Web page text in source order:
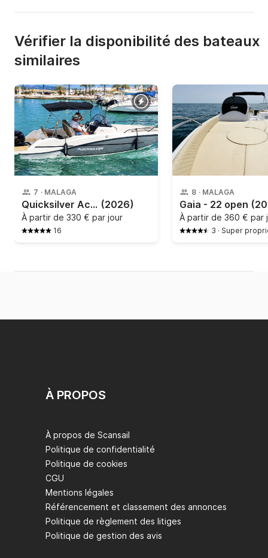
Vérifier la disponibilité des bateaux
similaires
7 · MALAGA
Quicksilver Activ 605 Open - MÁLAGA (2026)
À partir de 330 € par jour
16
8 · MALAGA
Gaia - 22 open
À partir de 360 € par
3 · Super
À PROPOS
À propos de Scansail
Politique de confidentialité
Politique de cookies
CGU
Mentions légales
Référencement et classement des annonces
Politique de règlement des litiges
Politique de gestion des avis